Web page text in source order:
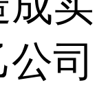
司